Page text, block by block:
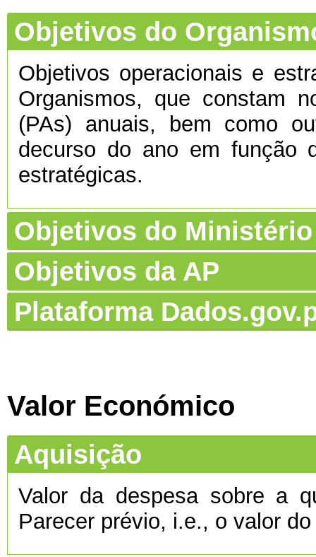
Objetivos do
Objetivos operacionais e
Organismos, que constam
(PAs) anuais, bem como
decurso do ano em função
estratégicas.
Objetivos do Ministério
Objetivos da AP
Plataforma
Valor Económico
Aquisição
Valor da despesa sobre a
Parecer prévio, i.e., o valor